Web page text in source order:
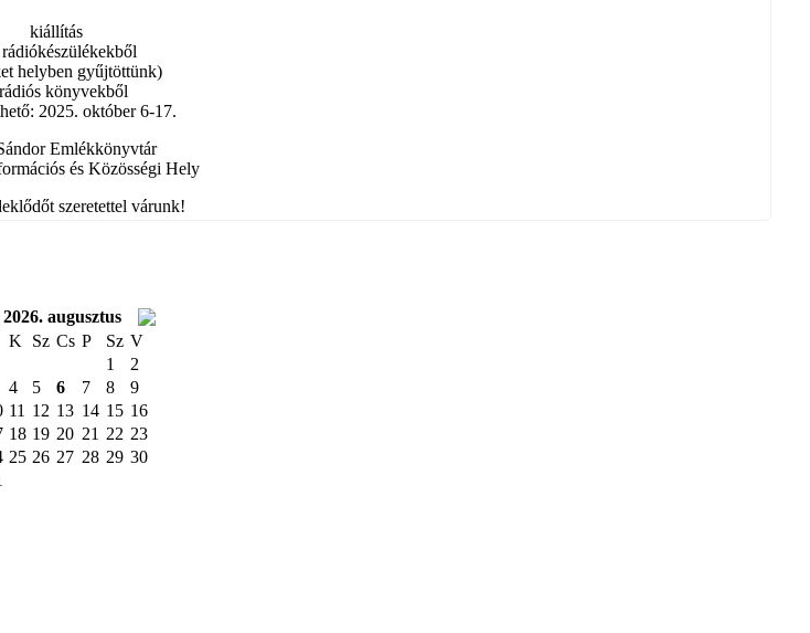
kiállítás
helyben gyűjtöttünk)
könyvekből
2025. október 6-17.
Emlékkönyvtár
és Közösségi Hely
szeretettel várunk!
2026. augusztus
K Sz Cs P Sz V
1
2
4 5 6 7 8
9
11 12 13 14 15 16
18 19 20 21 22 23
25 26 27 28 29 30